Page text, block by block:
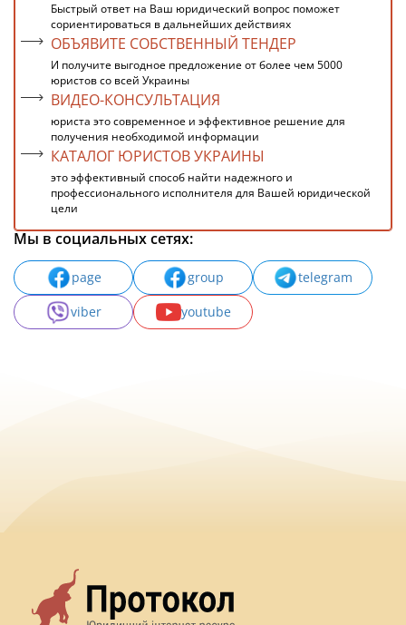
Быстрый ответ на Ваш юридический вопрос поможет
сориентироваться в дальнейших действиях
ОБЪЯВИТЕ СОБСТВЕННЫЙ ТЕНДЕР
И получите выгодное предложение от более чем 5000
юристов со всей Украины
ВИДЕО-КОНСУЛЬТАЦИЯ
юриста это современное и эффективное решение для
получения необходимой информации
КАТАЛОГ ЮРИСТОВ УКРАИНЫ
это эффективный способ найти надежного и
профессионального исполнителя для Вашей юридической
цели
Мы в социальных сетях:
page group
telegram
viber
youtube